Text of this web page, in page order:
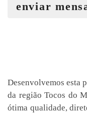
enviar
Desenvolvemos esta
da região Tocos do
ótima qualidade,